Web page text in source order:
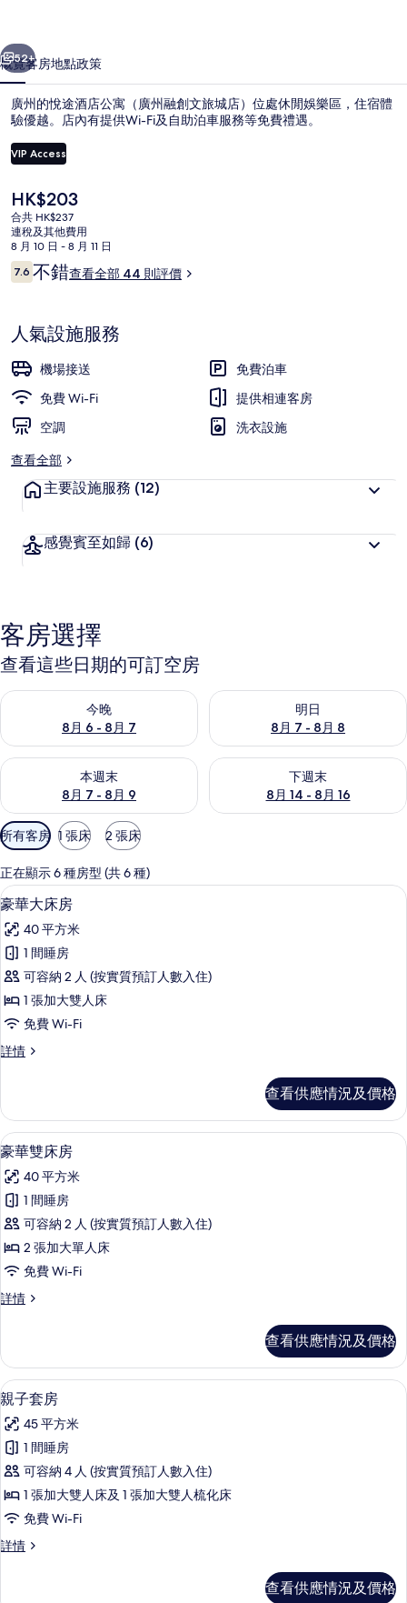
州
融
創
文
旅
城
店）
相
片
個 下一個
52+
概覽客房地點政策
廣州的悅途酒店公寓（廣州融創文旅城店）位處休閒娛樂區，住宿體
驗優越。店內有提供Wi-Fi及自助泊車服務等免費禮遇。
VIP Access
現
價
HK$203
HK$203
合共 HK$237
連稅及其他費用
8 月 10 日 - 8 月 11 日
評
價
7.67.6 分，滿分 10 分，
不錯查看全部 44 則評價
人氣設施服務
機場接送
免費泊車
免費 Wi-Fi
提供相連客房
空調
洗衣設施
查看全部
主要設施服務 (12)
感覺賓至如歸 (6)
客房選擇
查看這些日期的可訂空房
今晚
8月 6 - 8月 7
查看今晚 8月 6 - 8月 7的可訂空房
明日
8月 7 - 8月 8
查看明日 8月 7 - 8月 8的可訂
本週末
8月 7 - 8月 9
查看本週末 8月 7 - 8月 9的可訂空房
下週末
8月 14 - 8月 16
查看下週末 8月 14 - 8月 16的
可
用
嘅
客
房
篩
選
條
所有客房 1 張床 2 張床
正在顯示 6 種房型 (共 6 種)
載
入
所
有
豪
華
床
的
相
片
豪華大床房 | 高級寢具、羽絨被、記憶
16
豪華大床房
40 平方米
1 間睡房
可容納 2 人 (按實質預訂人數入住)
1 張加大雙人床
免費 Wi-Fi
詳情
豪
房
詳
情
查看供應情況及價格
載
入
所
有
豪
華
床
的
相
片
豪華雙床房 | 高級寢具、羽絨被、記憶
15
豪華雙床房
40 平方米
1 間睡房
可容納 2 人 (按實質預訂人數入住)
2 張加大單人床
免費 Wi-Fi
詳情
豪
房
詳
情
查看供應情況及價格
載
入
所
有
親
子
房
17
親子套房
45 平方米
1 間睡房
可容納 4 人 (按實質預訂人數入住)
1 張加大雙人床及 1 張加大雙人梳化床
免費 Wi-Fi
詳情
親
查看供應情況及價格